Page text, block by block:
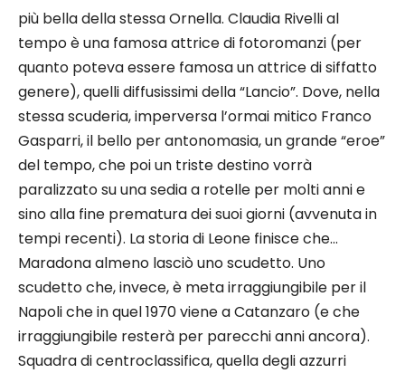
più bella della stessa Ornella. Claudia Rivelli al
tempo è una famosa attrice di fotoromanzi (per
quanto poteva essere famosa un attrice di siffatto
genere), quelli diffusissimi della “Lancio”. Dove, nella
stessa scuderia, imperversa l’ormai mitico Franco
Gasparri, il bello per antonomasia, un grande “eroe”
del tempo, che poi un triste destino vorrà
paralizzato su una sedia a rotelle per molti anni e
sino alla fine prematura dei suoi giorni (avvenuta in
tempi recenti). La storia di Leone finisce che…
Maradona almeno lasciò uno scudetto. Uno
scudetto che, invece, è meta irraggiungibile per il
Napoli che in quel 1970 viene a Catanzaro (e che
irraggiungibile resterà per parecchi anni ancora).
Squadra di centroclassifica, quella degli azzurri